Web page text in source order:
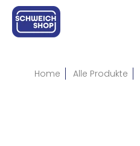
Home Alle Produkte